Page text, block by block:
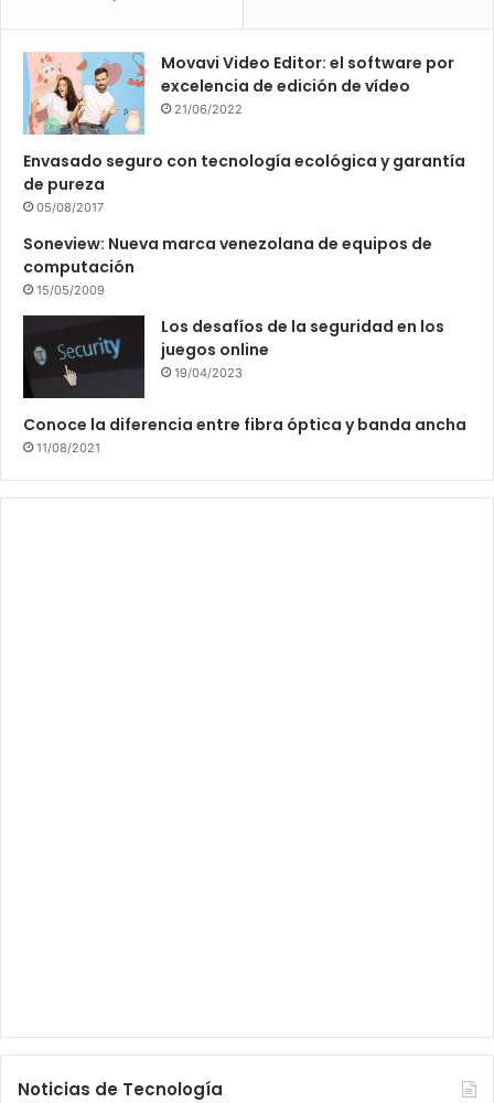
Movavi Video Editor: el software por
excelencia de edición de vídeo
21/06/2022
Envasado seguro con tecnología ecológica y garantía
de pureza
05/08/2017
Soneview: Nueva marca venezolana de equipos de
computación
15/05/2009
Los desafíos de la seguridad en los
juegos online
19/04/2023
Conoce la diferencia entre fibra óptica y banda ancha
11/08/2021
Noticias de Tecnología